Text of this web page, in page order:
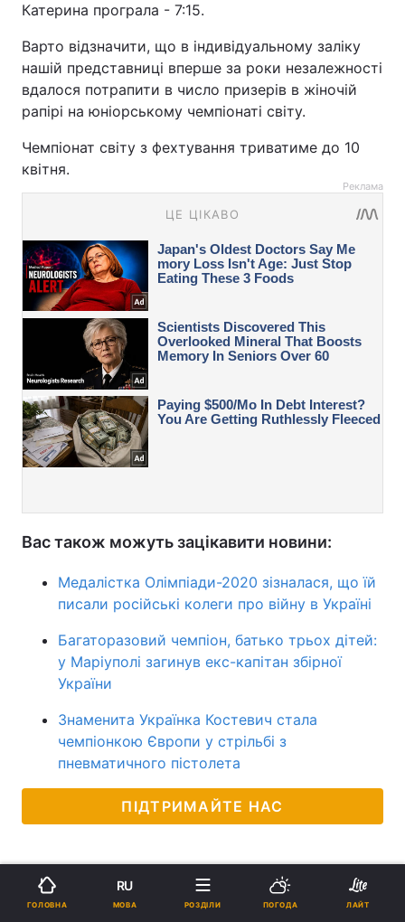
Катерина програла - 7:15.
Варто відзначити, що в індивідуальному заліку
нашій представниці вперше за роки незалежності
вдалося потрапити в число призерів в жіночій
рапірі на юніорському чемпіонаті світу.
Чемпіонат світу з фехтування триватиме до 10
квітня.
Реклама
Вас також можуть зацікавити новини:
Медалістка Олімпіади-2020 зізналася, що їй
писали російські колеги про війну в Україні
Багаторазовий чемпіон, батько трьох дітей:
у Маріуполі загинув екс-капітан збірної
України
Знаменита Українка Костевич стала
чемпіонкою Європи у стрільбі з
пневматичного пістолета
ПІДТРИМАЙТЕ НАС
ГОЛОВНА
RU
МОВА РОЗДІЛИ ПОГОДА ЛАЙТ